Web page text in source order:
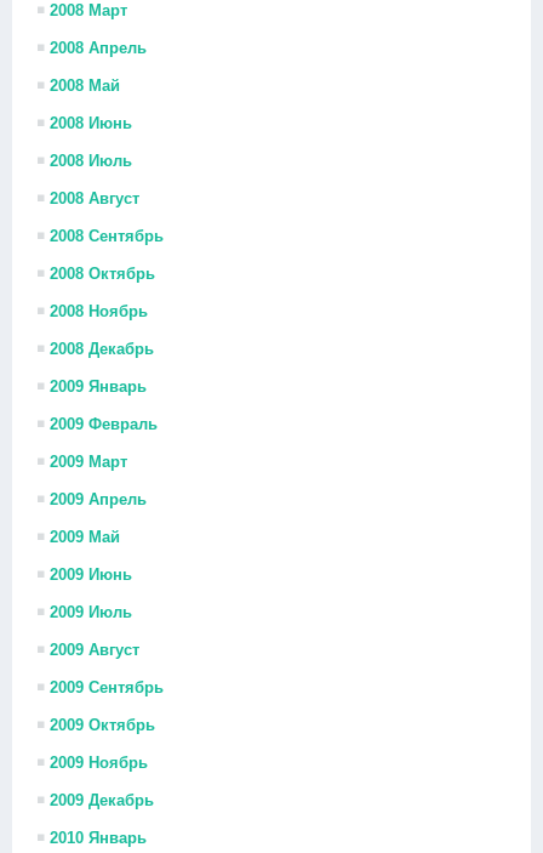
2008 Март
2008 Апрель
2008 Май
2008 Июнь
2008 Июль
2008 Август
2008 Сентябрь
2008 Октябрь
2008 Ноябрь
2008 Декабрь
2009 Январь
2009 Февраль
2009 Март
2009 Апрель
2009 Май
2009 Июнь
2009 Июль
2009 Август
2009 Сентябрь
2009 Октябрь
2009 Ноябрь
2009 Декабрь
2010 Январь